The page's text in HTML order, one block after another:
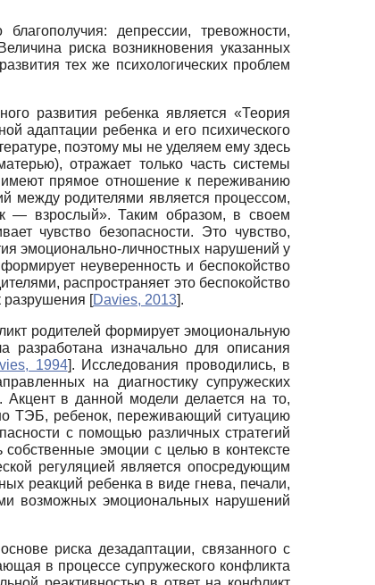
депрессии, тревожности,
риска возникновения указанных
тех же психологических проблем
развития ребенка является «Теория
адаптации ребенка и его психического
поэтому мы не уделяем ему здесь
отражает только часть системы
прямое отношение к переживанию
между родителями является процессом,
— взрослый». Таким образом, в своем
чувство безопасности. Это чувство,
эмоционально-личностных нарушений у
неуверенность и беспокойство
распространяет это беспокойство
разрушения [Davies, 2013].
родителей формирует эмоциональную
изначально для описания
1994]. Исследования проводились, в
на диагностику супружеских
Акцент в данной модели делается на то,
ТЭБ, ребенок, переживающий ситуацию
с помощью различных стратегий
эмоции с целью в контексте
регуляцией является опосредующим
реакций ребенка в виде гнева, печали,
возможных эмоциональных нарушений
риска дезадаптации, связанного с
в процессе супружеского конфликта